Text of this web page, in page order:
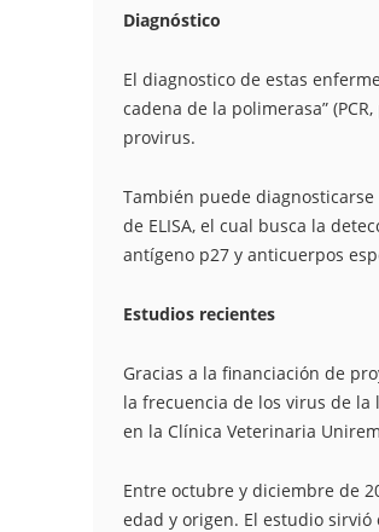
Diagnóstico
El diagnostico de estas
cadena de la polimerasa”
provirus.
También puede
de ELISA, el cual busca la
antígeno p27 y anticuerpos
Estudios recientes
Gracias a la financiación de
la frecuencia de los virus de
en la Clínica Veterinaria
Entre octubre y diciembre de
edad y origen. El estudio